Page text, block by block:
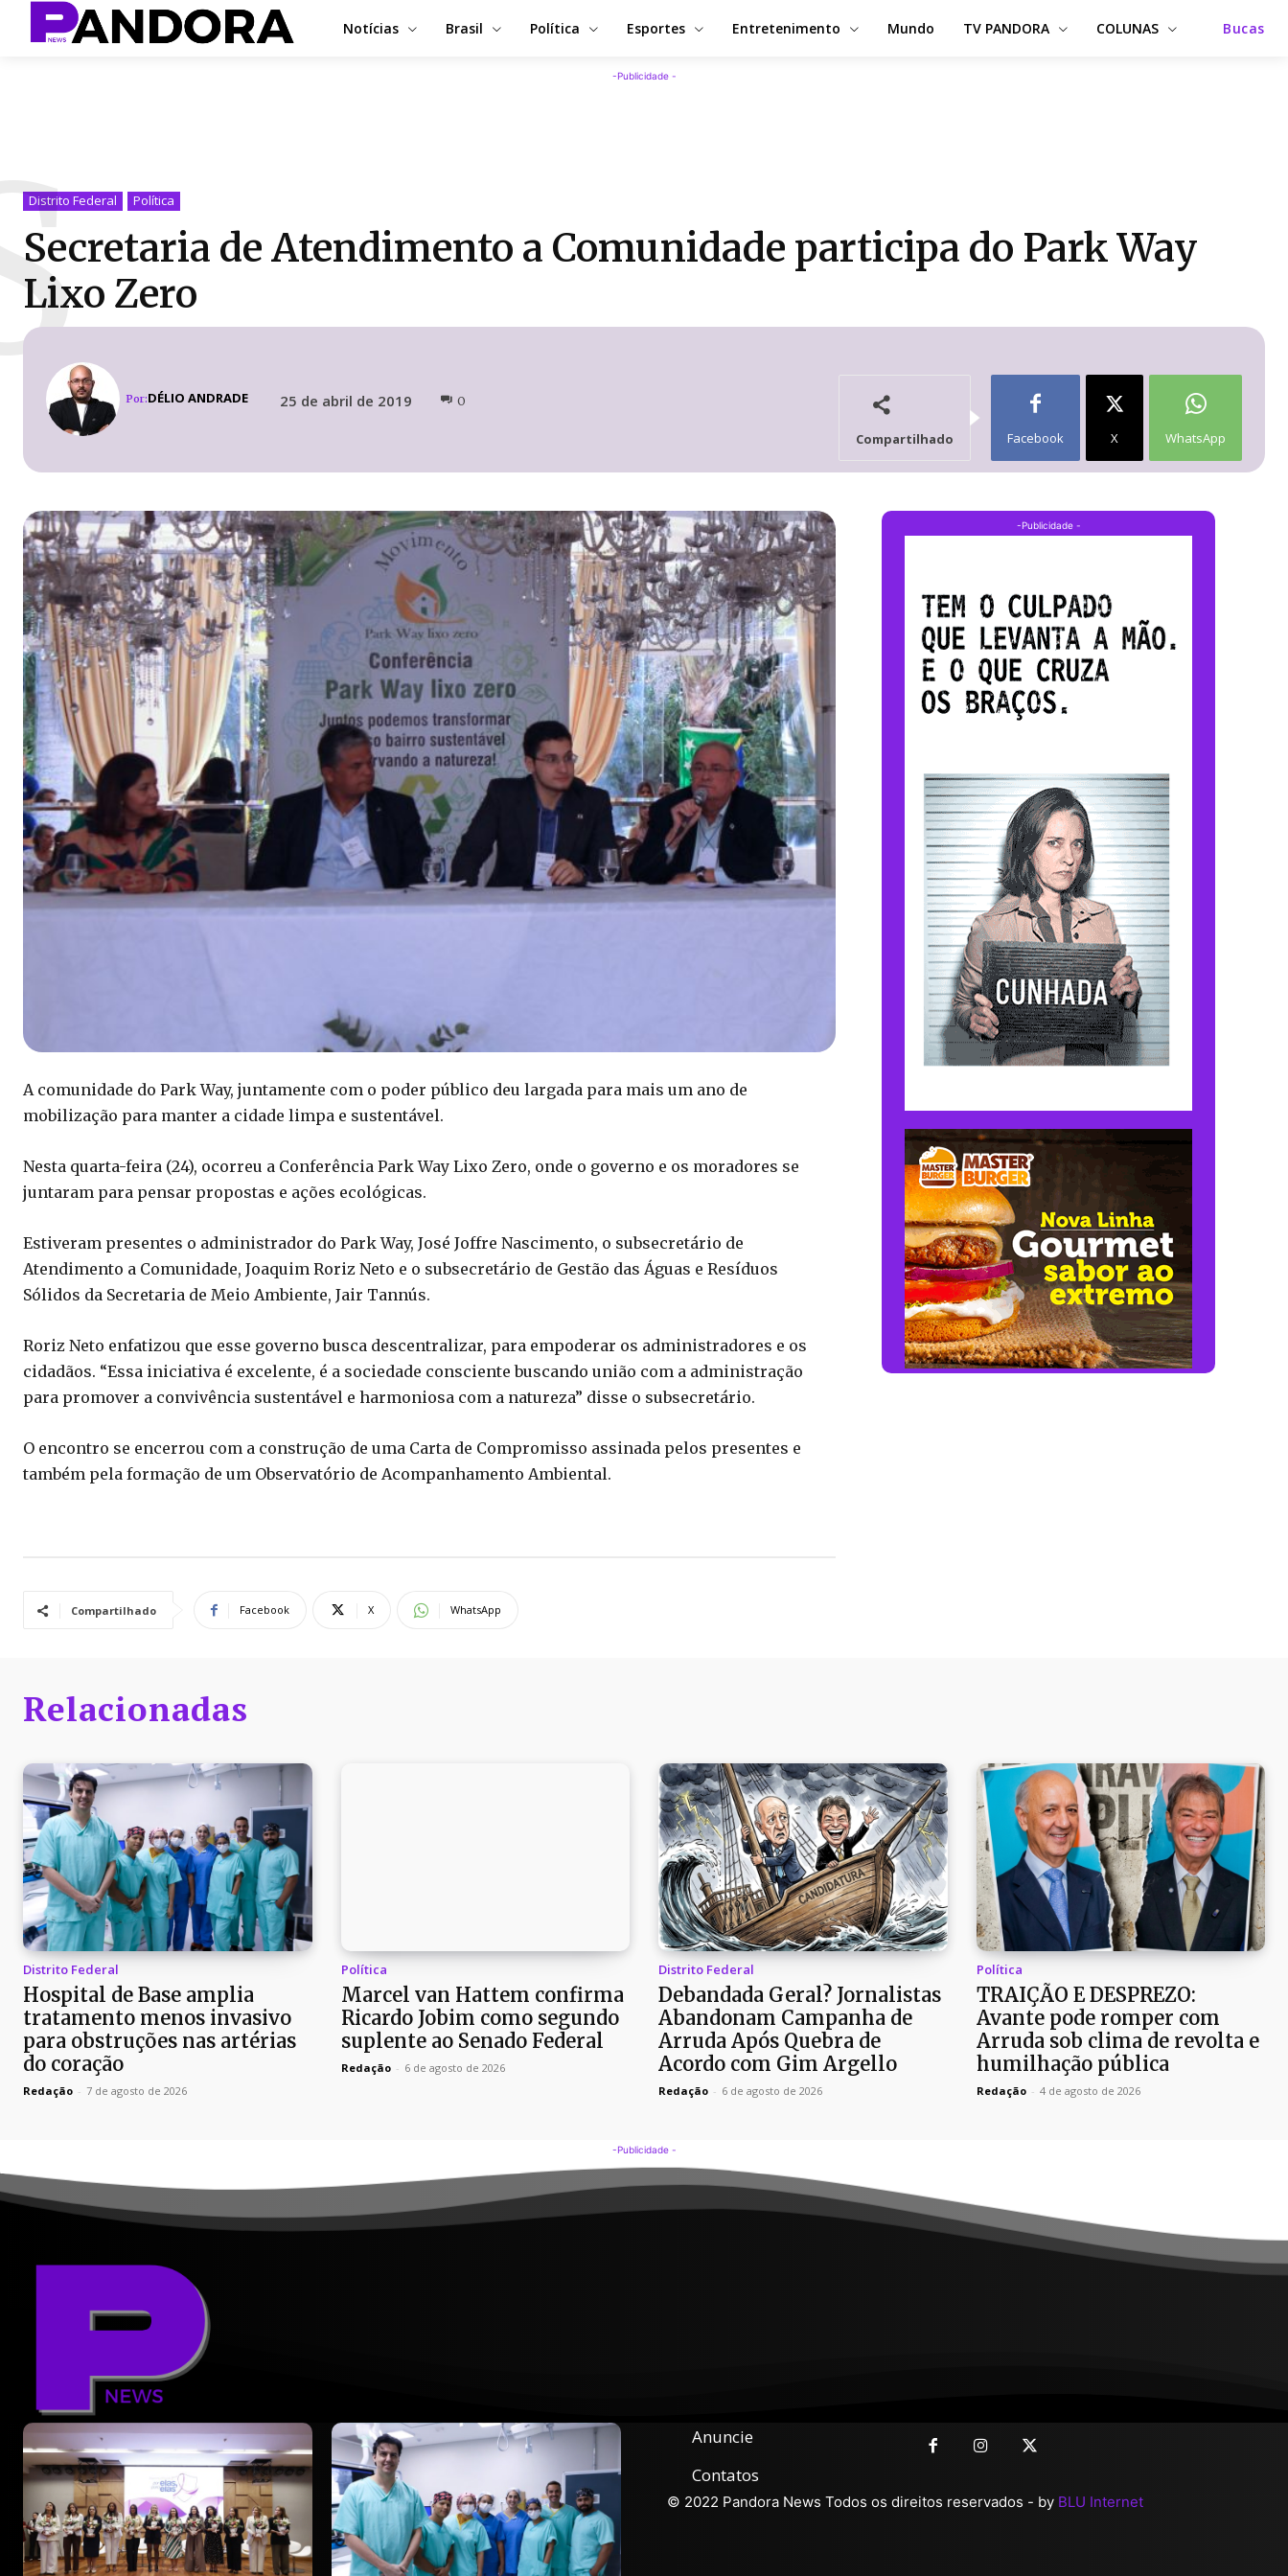
Notícias Brasil Política Esportes Entretenimento Mundo TV PANDORA COLUNAS Bucas
-Publicidade -
Distrito Federal Política
Secretaria de Atendimento a Comunidade participa do Park Way
Lixo Zero
Por:DÉLIO ANDRADE 25 de abril de 2019 0
Compartilhado Facebook X WhatsApp
A comunidade do Park Way, juntamente com o poder público deu largada para mais um ano de
mobilização para manter a cidade limpa e sustentável.
Nesta quarta-feira (24), ocorreu a Conferência Park Way Lixo Zero, onde o governo e os moradores se
juntaram para pensar propostas e ações ecológicas.
Estiveram presentes o administrador do Park Way, José Joffre Nascimento, o subsecretário de
Atendimento a Comunidade, Joaquim Roriz Neto e o subsecretário de Gestão das Águas e Resíduos
Sólidos da Secretaria de Meio Ambiente, Jair Tannús.
Roriz Neto enfatizou que esse governo busca descentralizar, para empoderar os administradores e os
cidadãos. “Essa iniciativa é excelente, é a sociedade consciente buscando união com a administração
para promover a convivência sustentável e harmoniosa com a natureza” disse o subsecretário.
O encontro se encerrou com a construção de uma Carta de Compromisso assinada pelos presentes e
também pela formação de um Observatório de Acompanhamento Ambiental.
Compartilhado Facebook X WhatsApp
-Publicidade -
Relacionadas
Distrito Federal
Hospital de Base amplia
tratamento menos invasivo
para obstruções nas artérias
do coração
Redação - 7 de agosto de 2026
Política
Marcel van Hattem confirma
Ricardo Jobim como segundo
suplente ao Senado Federal
Redação - 6 de agosto de 2026
Distrito Federal
Debandada Geral? Jornalistas
Abandonam Campanha de
Arruda Após Quebra de
Acordo com Gim Argello
Redação - 6 de agosto de 2026
Política
TRAIÇÃO E DESPREZO:
Avante pode romper com
Arruda sob clima de revolta e
humilhação pública
Redação - 4 de agosto de 2026
-Publicidade -
Anuncie
Contatos
© 2022 Pandora News Todos os direitos reservados - by BLU Internet